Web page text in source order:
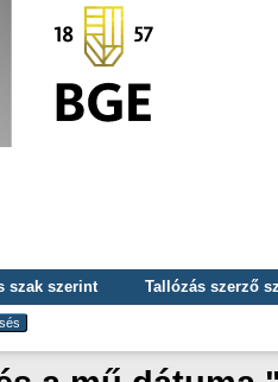
szak szerint Tallózás szerző